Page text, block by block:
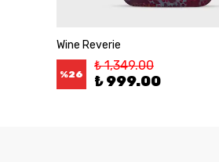
Wine Reverie
%26
₺ 1,349.00
₺ 999.00